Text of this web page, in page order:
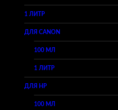
1 ЛИТР
ДЛЯ CANON
100 МЛ
1 ЛИТР
ДЛЯ HP
100 МЛ